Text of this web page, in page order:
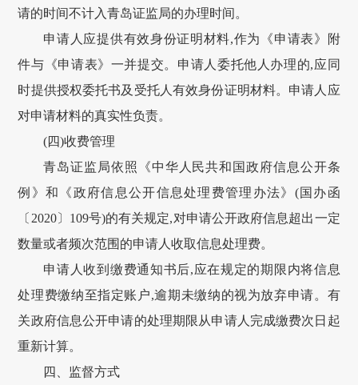
请的时间不计入青岛证监局的办理时间。
申请人应提供有效身份证明材料,作为《申请表》附
件与《申请表》一并提交。申请人委托他人办理的,应同
时提供授权委托书及受托人有效身份证明材料。申请人应
对申请材料的真实性负责。
(四)收费管理
青岛证监局依照《中华人民共和国政府信息公开条
例》和《政府信息公开信息处理费管理办法》(国办函
〔2020〕109号)的有关规定,对申请公开政府信息超出一定
数量或者频次范围的申请人收取信息处理费。
申请人收到缴费通知书后,应在规定的期限内将信息
处理费缴纳至指定账户,逾期未缴纳的视为放弃申请。有
关政府信息公开申请的处理期限从申请人完成缴费次日起
重新计算。
四、监督方式